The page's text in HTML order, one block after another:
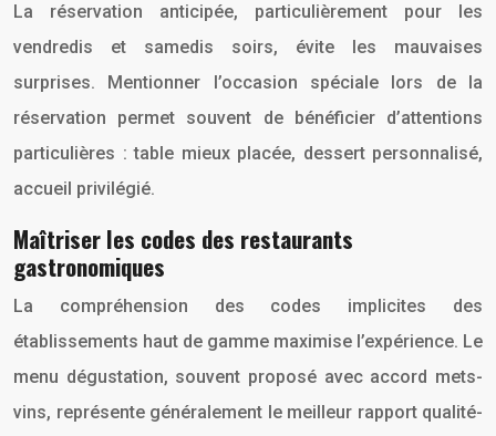
La réservation anticipée, particulièrement pour les
vendredis et samedis soirs, évite les mauvaises
surprises. Mentionner l’occasion spéciale lors de la
réservation permet souvent de bénéficier d’attentions
particulières : table mieux placée, dessert personnalisé,
accueil privilégié.
Maîtriser les codes des restaurants
gastronomiques
La compréhension des codes implicites des
établissements haut de gamme maximise l’expérience. Le
menu dégustation, souvent proposé avec accord mets-
vins, représente généralement le meilleur rapport qualité-